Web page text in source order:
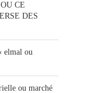
CE
DES
elmal ou
ou marché